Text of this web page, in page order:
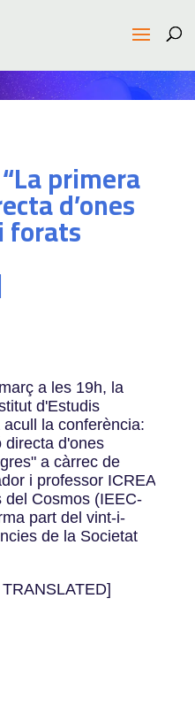
primera
d’ones
forats
a les 19h, la
d'Estudis
la conferència:
directa d'ones
a càrrec de
i professor ICREA
del Cosmos (IEEC-
part del vint-i-
de la Societat